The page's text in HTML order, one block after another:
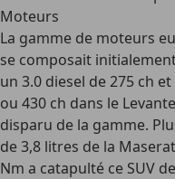
Moteurs
La gamme de moteurs
se composait
un 3.0 diesel de 275 ch et
ou 430 ch dans le
disparu de la gamme.
de 3,8 litres de la
Nm a catapulté ce SUV